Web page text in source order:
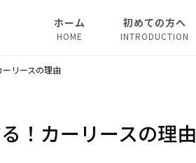
ホーム
HOME
初めての方へ
INTRODUCTION
リースの理由
！カーリースの理由